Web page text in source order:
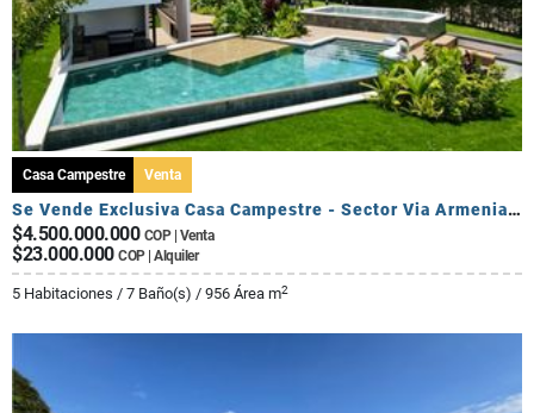
Casa Campestre Venta
Se Vende Exclusiva Casa Campestre - Sector Via Armenia Calarca
$4.500.000.000 COP | Venta
$23.000.000 COP | Alquiler
5 Habitaciones / 7 Baño(s) / 956 Área m2